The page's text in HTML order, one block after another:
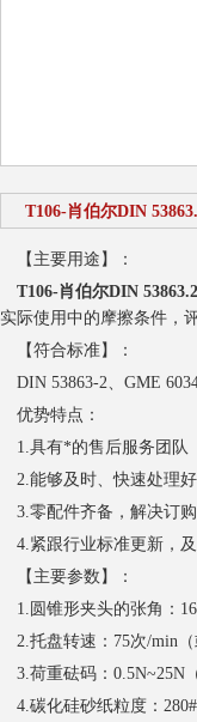
T106-肖伯尔DIN
【主要用途】：
T106-肖伯尔DIN
实际使用中的摩擦条件，
【符合标准】：
DIN 53863-2、GME
优势特点：
1.具有*的售后服务团队
2.能够及时、快速处理
3.零配件齐备，解决订
4.紧跟行业标准更新，
【主要参数】：
1.圆锥形夹头的张角：
2.托盘转速：75次/min（
3.荷重砝码：0.5N~25N
4.碳化硅砂纸粒度：